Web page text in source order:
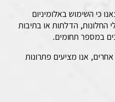
כי השימוש באלומיניום
החלונות, הדלתות או בתיבות
במספר תחומים.
אחרים, אנו מציעים פתרונות